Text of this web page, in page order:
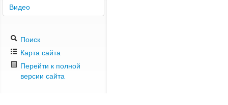
Видео
Поиск
Карта сайта
Перейти к полной
версии сайта